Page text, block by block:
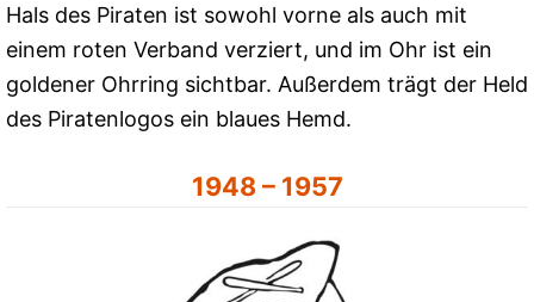
Hals des Piraten ist sowohl vorne als auch mit
einem roten Verband verziert, und im Ohr ist ein
goldener Ohrring sichtbar. Außerdem trägt der Held
des Piratenlogos ein blaues Hemd.
1948 – 1957